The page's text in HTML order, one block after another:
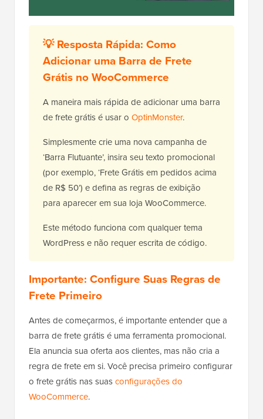
💡 Resposta Rápida: Como
Adicionar uma Barra de Frete
Grátis no WooCommerce
A maneira mais rápida de adicionar uma barra
de frete grátis é usar o OptinMonster.
Simplesmente crie uma nova campanha de
‘Barra Flutuante’, insira seu texto promocional
(por exemplo, ‘Frete Grátis em pedidos acima
de R$ 50’) e defina as regras de exibição
para aparecer em sua loja WooCommerce.
Este método funciona com qualquer tema
WordPress e não requer escrita de código.
Importante: Configure Suas Regras de
Frete Primeiro
Antes de começarmos, é importante entender que a
barra de frete grátis é uma ferramenta promocional.
Ela anuncia sua oferta aos clientes, mas não cria a
regra de frete em si. Você precisa primeiro configurar
o frete grátis nas suasconfigurações do
WooCommerce.